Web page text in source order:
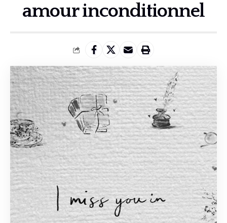
amour inconditionnel